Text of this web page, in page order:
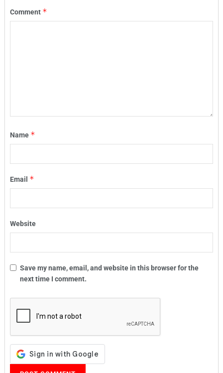
Comment *
Name *
Email *
Website
Save my name, email, and website in this browser for the
next time I comment.